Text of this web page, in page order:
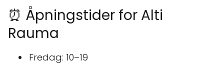
⏰ Åpningstider for Alti
Rauma
Fredag: 10–19